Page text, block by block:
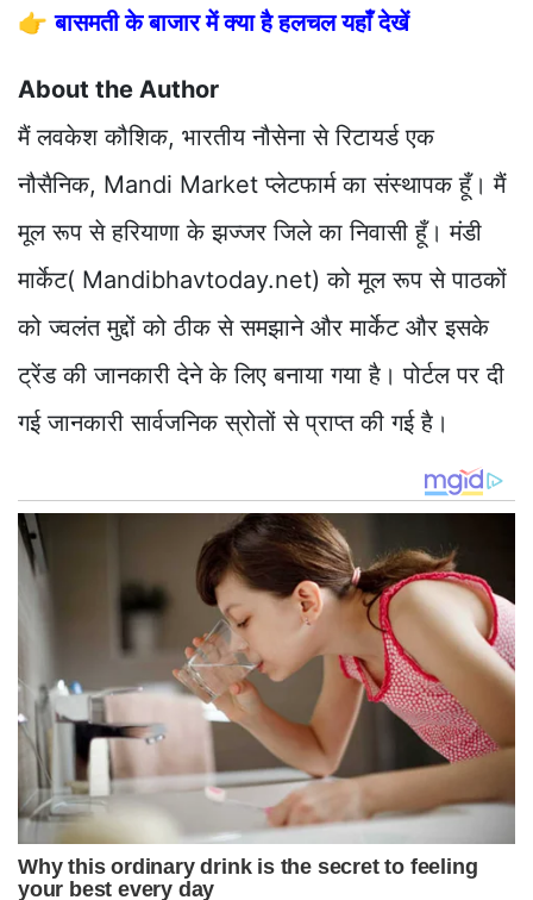
👉बासमती के बाजार में क्या है हलचल यहाँ देखें
About the Author
मैं लवकेश कौशिक, भारतीय नौसेना से रिटायर्ड एक
नौसैनिक, Mandi Market प्लेटफार्म का संस्थापक हूँ। मैं
मूल रूप से हरियाणा के झज्जर जिले का निवासी हूँ। मंडी
मार्केट( Mandibhavtoday.net) को मूल रूप से पाठकों
को ज्वलंत मुद्दों को ठीक से समझाने और मार्केट और इसके
ट्रेंड की जानकारी देने के लिए बनाया गया है। पोर्टल पर दी
गई जानकारी सार्वजनिक स्रोतों से प्राप्त की गई है।